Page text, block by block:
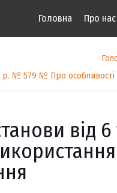
Головна Про нас
р. № 579 № Про
від